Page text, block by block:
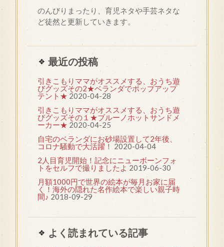
のんびりまったり、育児ネタや手芸ネタな
ど徒然と更新していきます。
最近の投稿
引きこもりママがオススメする、おうち遊
びグッズその2★ベランダでポップアップ
テント★ 2020-04-28
引きこもりママがオススメする、おうち遊
びグッズその１★ブルーノホットサンドメ
ーカー★ 2020-04-25
自宅のベランダにお砂場設置して2年後、
コロナ騒動で大活躍！ 2020-04-04
2人目育児開始！記念にニューボーンフォ
トをセルフで撮りましたよ 2019-06-30
月額1000円で世界の絵本が毎月お家に届
く！海外の隠れた名作絵本で楽しい親子時
間♪ 2018-09-29
よく読まれている記事